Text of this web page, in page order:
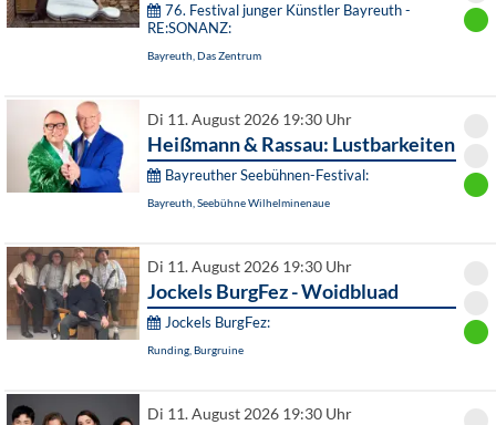
76. Festival junger Künstler Bayreuth -
RE:SONANZ:
Bayreuth, Das Zentrum
Di 11. August 2026 19:30 Uhr
Heißmann & Rassau: Lustbarkeiten
Bayreuther Seebühnen-Festival:
Bayreuth, Seebühne Wilhelminenaue
Di 11. August 2026 19:30 Uhr
Jockels BurgFez - Woidbluad
Jockels BurgFez:
Runding, Burgruine
Di 11. August 2026 19:30 Uhr